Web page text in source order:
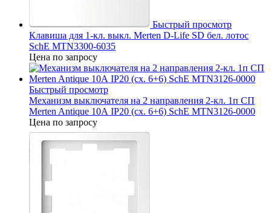
Быстрый просмотр
Клавиша для 1-кл. выкл. Merten D-Life SD бел. лотос
SchE MTN3300-6035
Цена по запросу
Быстрый просмотр
Механизм выключателя на 2 направления 2-кл. 1п СП
Merten Antique 10А IP20 (сх. 6+6) SchE MTN3126-0000
Цена по запросу